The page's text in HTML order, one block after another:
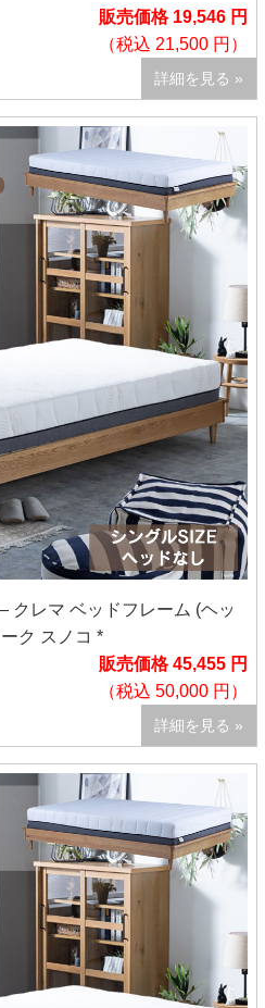
販売価格 19,546 円
（税込 21,500 円）
詳細を見る »
レマ ベッドフレーム (ヘッ
ク スノコ *
販売価格 45,455 円
（税込 50,000 円）
詳細を見る »